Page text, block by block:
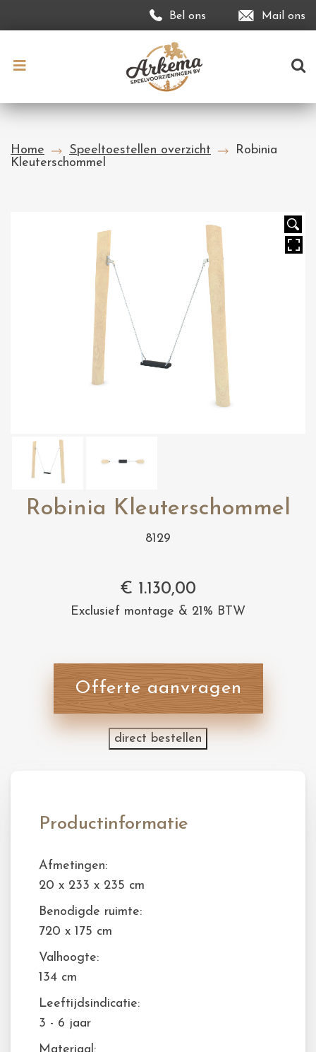
Bel ons Mail ons
Home Speeltoestellen overzicht
Robinia
Kleuterschommel
Robinia Kleuterschommel
8129
€ 1.130,00
Exclusief montage & 21% BTW
Offerte aanvragen
direct bestellen
Productinformatie
Afmetingen:
20 x 233 x 235 cm
Benodigde ruimte:
720 x 175 cm
Valhoogte:
134 cm
Leeftijdsindicatie:
3 - 6 jaar